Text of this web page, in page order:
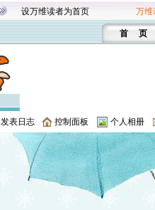
设万维读者为首页 万维
首 页
发表日志 控制面板 个人相册